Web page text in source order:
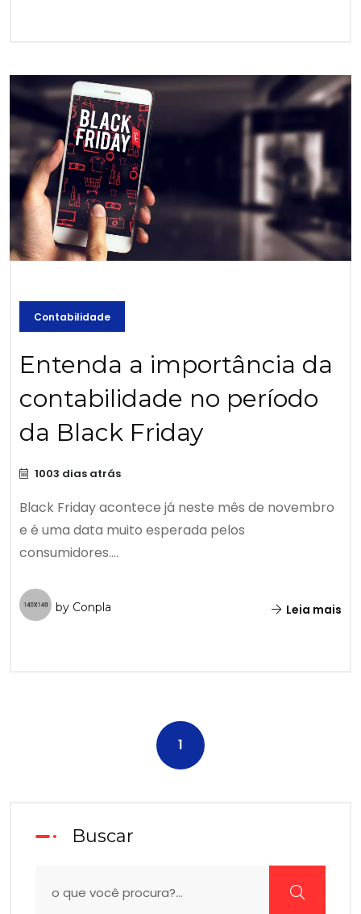
Contabilidade
Entenda a importância da
contabilidade no período
da Black Friday
1003 dias atrás
Black Friday acontece já neste mês de novembro
e é uma data muito esperada pelos
consumidores....
by Conpla Leia mais
1
Buscar